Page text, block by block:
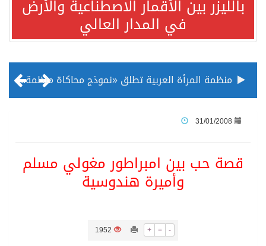
بالليزر بين الأقمار الاصطناعية والأرض
في المدار العالي
منظمة المرأة العربية تطلق «نموذج محاكاة منظمة المرأة العربية للشباب» بمشاركة 10 دول عربية..غدًا
31/01/2008
قصة حب بين امبراطور مغولي مسلم
وأميرة هندوسية
+ = -
1952